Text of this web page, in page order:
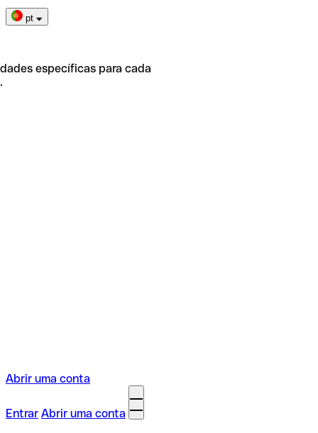
pt
específicas para cada
Abrir uma conta
Entrar Abrir uma conta